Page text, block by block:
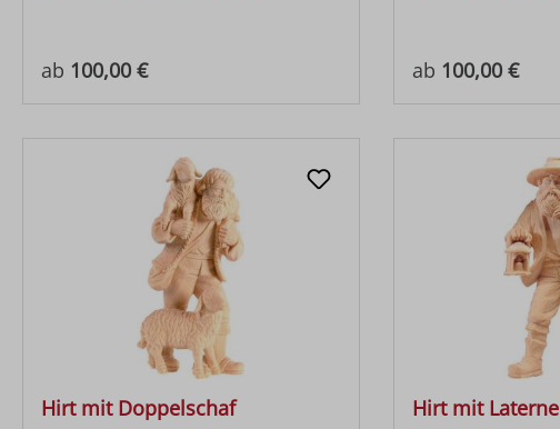
Regulärer Preis:
ab 100,00 € Regulärer Preis:
ab 100,00 €
Hirt mit Doppelschaf Hirt mit Laterne